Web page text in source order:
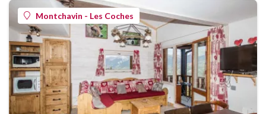
Montchavin - Les Coches